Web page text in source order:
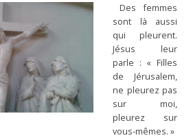
Des femmes
sont là aussi
qui pleurent.
Jésus leur
parle : « Filles
de Jérusalem,
ne pleurez pas
sur moi,
pleurez sur
vous-mêmes. »